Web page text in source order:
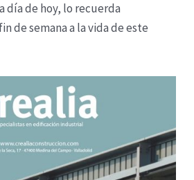
día de hoy, lo recuerda
de semana a la vida de este